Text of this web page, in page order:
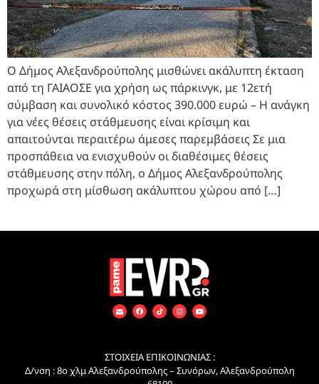
Ο Δήμος Αλεξανδρούπολης μισθώνει ακάλυπτη έκταση
από τη ΓΑΙΑΟΣΕ για χρήση ως πάρκινγκ, με 12ετή
σύμβαση και συνολικό κόστος 390.000 ευρώ – Η ανάγκη
για νέες θέσεις στάθμευσης είναι κρίσιμη και
απαιτούνται περαιτέρω άμεσες παρεμβάσεις Σε μια
προσπάθεια να ενισχυθούν οι διαθέσιμες θέσεις
στάθμευσης στην πόλη, ο Δήμος Αλεξανδρούπολης
προχωρά στη μίσθωση ακάλυπτου χώρου από […]
ΣΤΟΙΧΕΙΑ ΕΠΙΚΟΙΝΩΝΙΑΣ :
Δ/νση : 8ο χλμ Αλεξανδρούπολης – Συνόρων, Αλεξανδρούπολη